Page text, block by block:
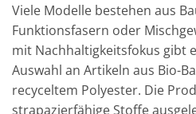
Viele Modelle bestehen aus
Funktionsfasern oder
mit Nachhaltigkeitsfokus gibt
Auswahl an Artikeln aus Bio-
recyceltem Polyester. Die
strapazierfähige Stoffe